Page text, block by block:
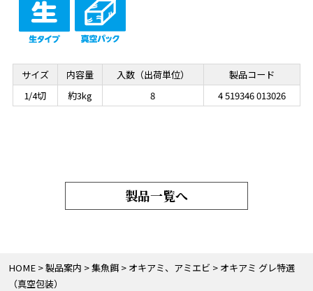
HOME 製品案内 集魚餌 オキアミ、アミエビ
オキアミ グレ特選
（真空包装）
サイズ 内容量 入数（出荷単位）
製品コード
1/4切
約3kg 8 4 519346 013026
製品一覧へ